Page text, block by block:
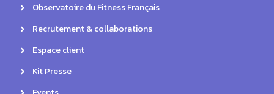
Observatoire du Fitness Français
Recrutement & collaborations
Espace client
Kit Presse